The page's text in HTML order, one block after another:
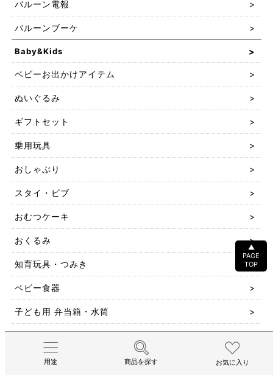
用途 商品を探す お気に入り
▲
PAGE
TOP
バルーン電報
バルーンブーケ
Baby&Kids
ベビーお出かけアイテム
ぬいぐるみ
ギフトセット
乗用玩具
おしゃぶり
スタイ・ビブ
おむつケーキ
おくるみ
知育玩具・つみき
ベビー食器
子ども用 弁当箱・水筒
ベビーリュック
ベビーウエア